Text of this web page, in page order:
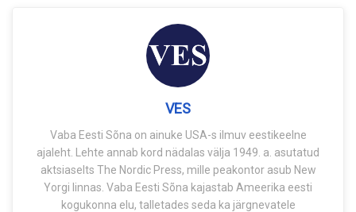
VES
Vaba Eesti Sõna on ainuke USA-s ilmuv eestikeelne
ajaleht. Lehte annab kord nädalas välja 1949. a. asutatud
aktsiaselts The Nordic Press, mille peakontor asub New
Yorgi linnas. Vaba Eesti Sõna kajastab Ameerika eesti
kogukonna elu, talletades seda ka järgnevatele